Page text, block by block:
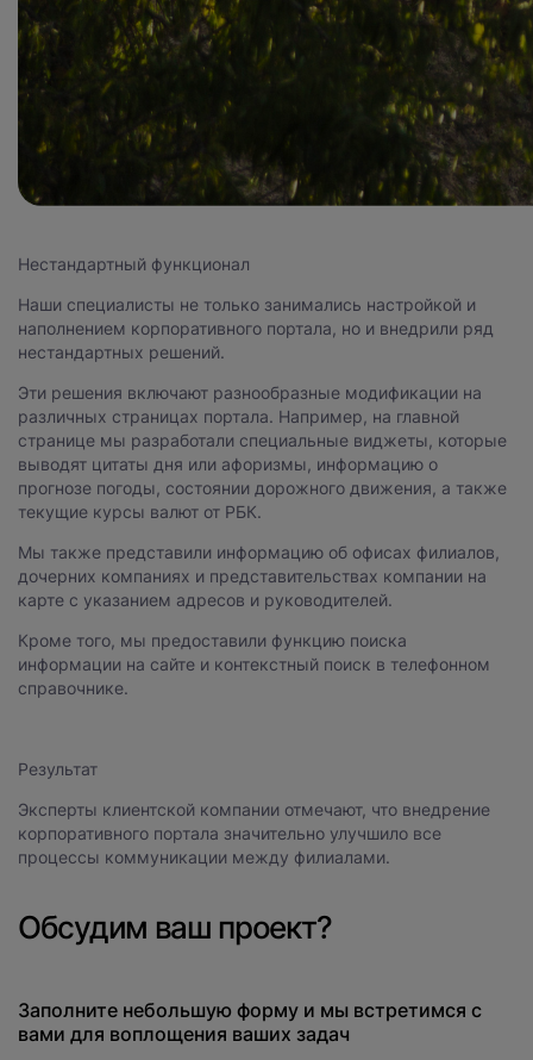
Нестандартный функционал
Наши специалисты не только занимались настройкой и
наполнением корпоративного портала, но и внедрили ряд
нестандартных решений.
Эти решения включают разнообразные модификации на
различных страницах портала. Например, на главной
странице мы разработали специальные виджеты, которые
выводят цитаты дня или афоризмы, информацию о
прогнозе погоды, состоянии дорожного движения, а также
текущие курсы валют от РБК.
Мы также представили информацию об офисах филиалов,
дочерних компаниях и представительствах компании на
карте с указанием адресов и руководителей.
Кроме того, мы предоставили функцию поиска
информации на сайте и контекстный поиск в телефонном
справочнике.
Результат
Эксперты клиентской компании отмечают, что внедрение
корпоративного портала значительно улучшило все
процессы коммуникации между филиалами.
Обсудим ваш проект?
Заполните небольшую форму и мы встретимся с
вами для воплощения ваших задач